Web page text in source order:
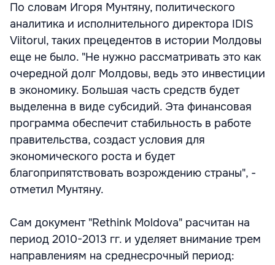
По словам Игоря Мунтяну, политического
аналитика и исполнительного директора IDIS
Viitorul, таких прецедентов в истории Молдовы
еще не было. "Не нужно рассматривать это как
очередной долг Молдовы, ведь это инвестиции
в экономику. Большая часть средств будет
выделенна в виде субсидий. Эта финансовая
программа обеспечит стабильность в работе
правительства, создаст условия для
экономического роста и будет
благоприпятствовать возрождению страны", -
отметил Мунтяну.
Сам документ "Rethink Moldova" расчитан на
период 2010-2013 гг. и уделяет внимание трем
направлениям на среднесрочный период: